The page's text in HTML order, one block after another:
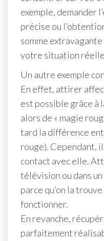
exemple, demander
précise ou
somme
votre situation
Un autre exemple
En effet, attirer
est possible grâce à
alors de « magie
tard la différence
rouge). Cependant,
contact avec elle.
télévision ou dans
parce qu’on la
fonctionner.
En revanche,
parfaitement